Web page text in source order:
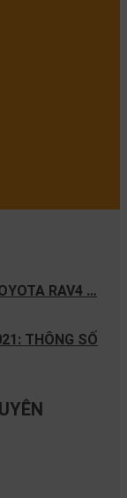
RAV4 …
THÔNG SỐ